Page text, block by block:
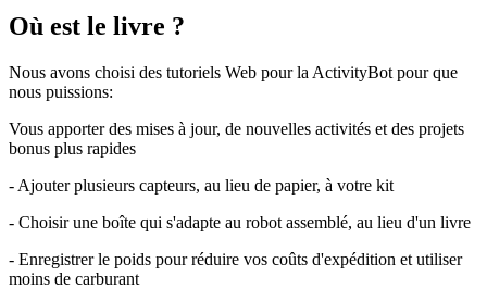
Où est le livre ?
Nous avons choisi des tutoriels Web pour la ActivityBot pour que
nous puissions:
Vous apporter des mises à jour, de nouvelles activités et des projets
bonus plus rapides
- Ajouter plusieurs capteurs, au lieu de papier, à votre kit
- Choisir une boîte qui s'adapte au robot assemblé, au lieu d'un livre
- Enregistrer le poids pour réduire vos coûts d'expédition et utiliser
moins de carburant